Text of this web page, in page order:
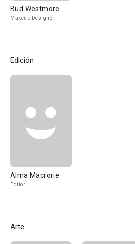
Bud Westmore
Makeup Designer
Edición
Alma Macrorie
Editor
Arte